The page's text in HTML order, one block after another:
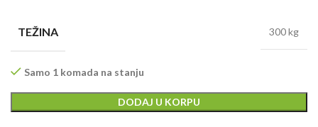
TEŽINA 300 kg
Samo 1 komada na stanju
DODAJ U KORPU